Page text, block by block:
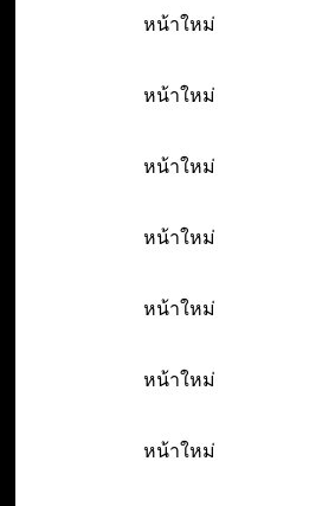
หน้าใหม่
หน้าใหม่
หน้าใหม่
หน้าใหม่
หน้าใหม่
หน้าใหม่
หน้าใหม่